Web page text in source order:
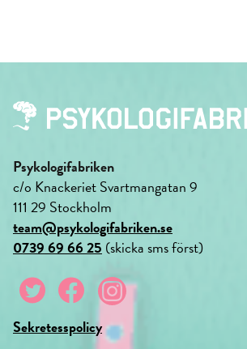
Psykologifabriken
c/o Knackeriet Svartmangatan 9
111 29 Stockholm
team@psykologifabriken.se
0739 69 66 25 (skicka sms först)
Sekretesspolicy